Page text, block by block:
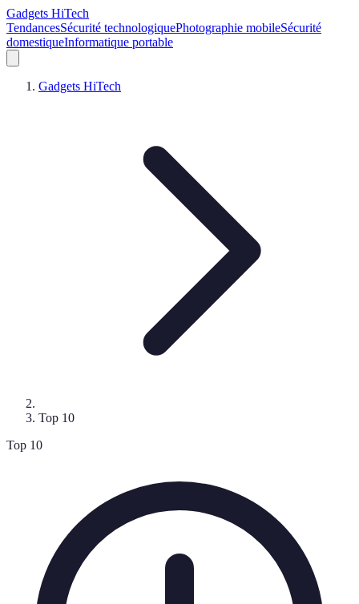
Gadgets HiTech
TendancesSécurité technologiquePhotographie mobileSécurité
domestiqueInformatique portable
Gadgets HiTech
Top 10
Top 10